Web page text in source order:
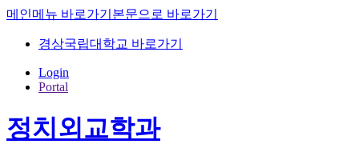
메인메뉴 바로가기 본문으로 바로가기
경상국립대학교 바로가기
Login
Portal
정치외교학과